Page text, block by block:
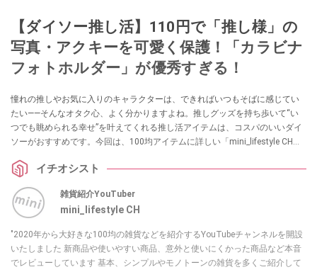
【ダイソー推し活】110円で「推し様」の
写真・アクキーを可愛く保護！「カラビナ
フォトホルダー」が優秀すぎる！
憧れの推しやお気に入りのキャラクターは、できればいつもそばに感じてい
たい――そんなオタク心、よく分かりますよね。推しグッズを持ち歩いて“い
つでも眺められる幸せ”を叶えてくれる推し活アイテムは、コスパのいいダイ
ソーがおすすめです。今回は、100均アイテムに詳しい「mini_lifestyle CH」
紹介してくれました。カラー展開豊富なので、推し活勢にはたまらないアイ
イチオシスト
雑貨紹介YouTuber
mini_lifestyle CH
"2020年から大好きな100均の雑貨などを紹介するYouTubeチャンネルを開設
いたしました 新商品や使いやすい商品、意外と使いにくかった商品など本音
でレビューしています 基本、シンプルやモノトーンの雑貨を多くご紹介して